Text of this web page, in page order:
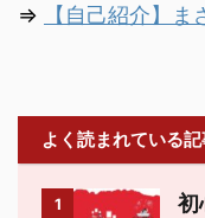
⇒ 【自己紹介】
よく読まれている
1
初